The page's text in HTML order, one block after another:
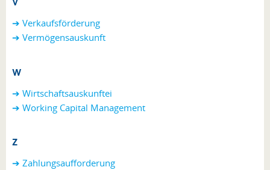
➔ Verkaufsförderung
➔ Vermögensauskunft
W
➔ Wirtschaftsauskunftei
➔ Working Capital Management
Z
➔ Zahlungsaufforderung